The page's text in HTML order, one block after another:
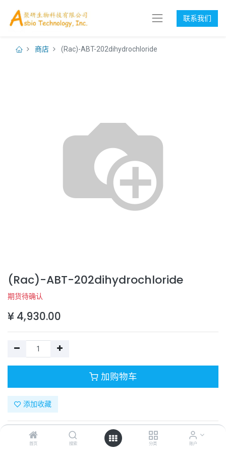
首页 搜索 分类 账户
联系我们
商店 (Rac)-ABT-202dihydrochloride
(Rac)-ABT-202dihydrochloride
期货待确认
¥ 4,930.00
加购物车
添加收藏
目录号：T12653
计量单位：